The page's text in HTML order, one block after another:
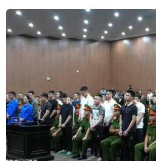
Khám chữa bệnh miễn phí cho bà
Campuchia. (Ảnh:
Nhân dịp Xuân mới Mậu
của Thủ tướng Chính phủ
ngày 4/2, tại xã Chhnoc